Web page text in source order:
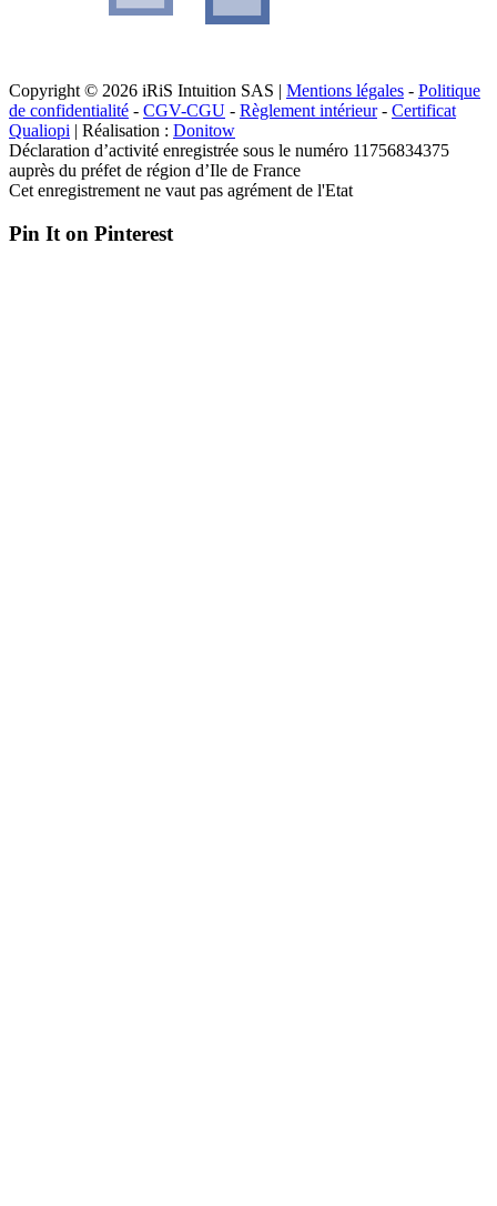
Copyright © 2026 iRiS Intuition SAS | Mentions légales - Politique
de confidentialité - CGV-CGU - Règlement intérieur- Certificat
Qualiopi | Réalisation : Donitow
Déclaration d’activité enregistrée sous le numéro 11756834375
auprès du préfet de région d’Ile de France
Cet enregistrement ne vaut pas agrément de l'Etat
Pin It on Pinterest